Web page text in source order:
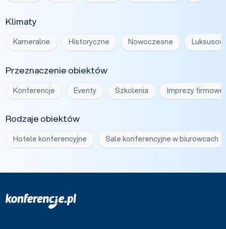
Klimaty
Kameralne Historyczne Nowoczesne
Przeznaczenie obiektów
Konferencje Eventy Szkolenia Imprezy firmowe
Rodzaje obiektów
Hotele konferencyjne Sale konferencyjne w biurowcach